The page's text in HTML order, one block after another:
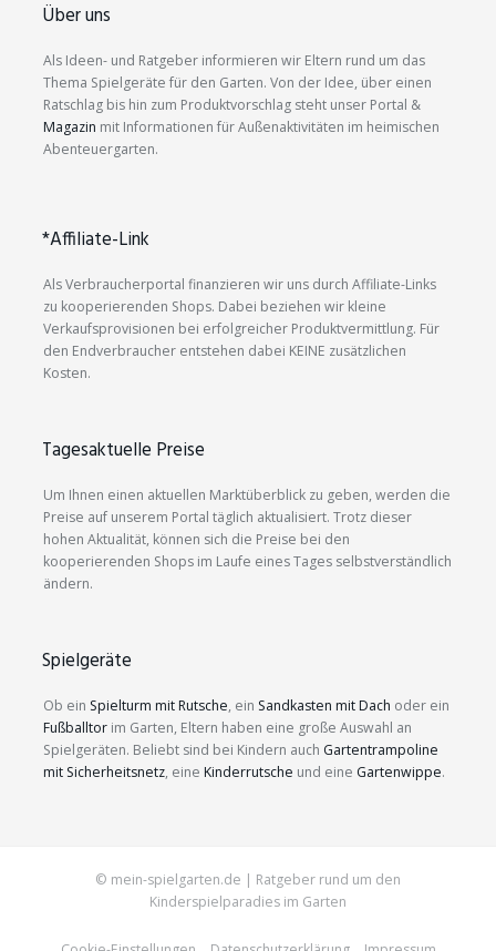
Über uns
Als Ideen- und Ratgeber informieren wir Eltern rund um das
Thema Spielgeräte für den Garten. Von der Idee, über einen
Ratschlag bis hin zum Produktvorschlag steht unser Portal &
Magazin mit Informationen für Außenaktivitäten im heimischen
Abenteuergarten.
*Affiliate-Link
Als Verbraucherportal finanzieren wir uns durch Affiliate-Links
zu kooperierenden Shops. Dabei beziehen wir kleine
Verkaufsprovisionen bei erfolgreicher Produktvermittlung. Für
den Endverbraucher entstehen dabei KEINE zusätzlichen
Kosten.
Tagesaktuelle Preise
Um Ihnen einen aktuellen Marktüberblick zu geben, werden die
Preise auf unserem Portal täglich aktualisiert. Trotz dieser
hohen Aktualität, können sich die Preise bei den
kooperierenden Shops im Laufe eines Tages selbstverständlich
ändern.
Spielgeräte
Ob ein Spielturm mit Rutsche, ein Sandkasten mit Dach oder ein
Fußballtor im Garten, Eltern haben eine große Auswahl an
Spielgeräten. Beliebt sind bei Kindern auch Gartentrampoline
mit Sicherheitsnetz, eine Kinderrutsche und eine Gartenwippe.
© mein-spielgarten.de | Ratgeber rund um den
Kinderspielparadies im Garten